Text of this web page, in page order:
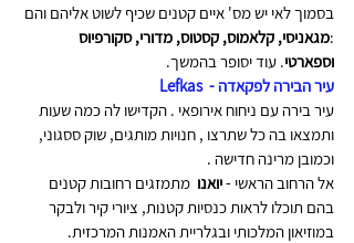
בסמוך לאי יש מס' איים קטנים שכיף לשוט אליהם והם
:מגאניסי, קלאמוס, קסטוס, מדורי, סקורפיוס
וספארטי. עוד יסופר בהמשך.
עיר הבירה לפקאדה -  Lefkas
עיר בירה עם ניחוח אירופאי . הקדישו לה כמה שעות
ותמצאו בה כל שתרצו , חנויות מותגים, שוק ססגוני,
וכמובן מרינה חדישה .
אל הרחוב הראשי - יואנו
  מתמזגים רחובות קטנים
בהם תוכלו לראות כנסיות קטנות, ציורי קיר ולבקר
במוזיאון המלכותי ובגלריית האמנות המרכזית.